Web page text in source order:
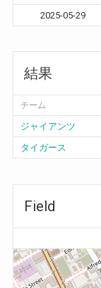
2025-05-29
結果
チーム
ジャイアンツ
タイガース
Field